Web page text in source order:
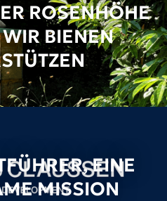
ROSENHÖHE
BIENEN
EINE
MISSION